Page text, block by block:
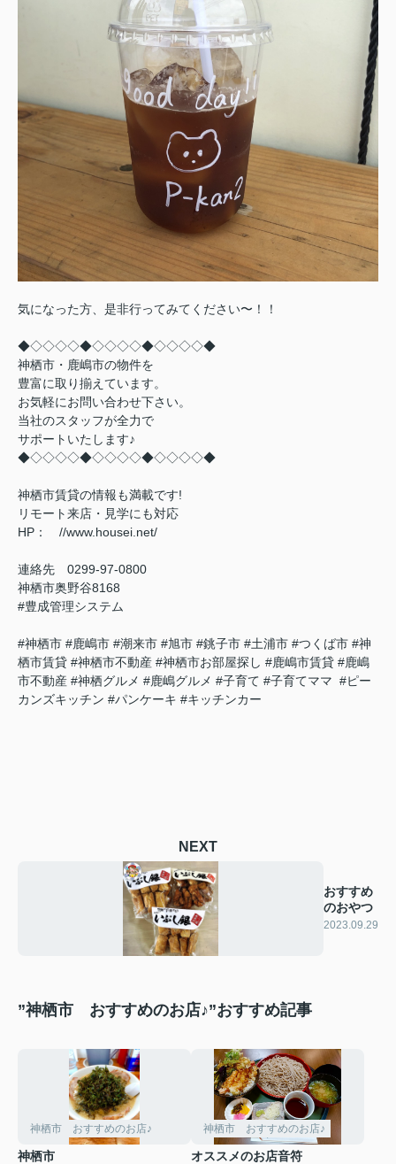
気になった方、是非行ってみてください〜！！
◆◇◇◇◇◆◇◇◇◇◆◇◇◇◇◆
神栖市・鹿嶋市の物件を
豊富に取り揃えています。
お気軽にお問い合わせ下さい。
当社のスタッフが全力で
サポートいたします♪
◆◇◇◇◇◆◇◇◇◇◆◇◇◇◇◆
神栖市賃貸の情報も満載です!
リモート来店・見学にも対応
HP： //www.housei.net/
連絡先 0299‐97‐0800
神栖市奥野谷8168
#豊成管理システム
#神栖市 #鹿嶋市 #潮来市 #旭市 #銚子市 #土浦市 #つくば市 #神
栖市賃貸 #神栖市不動産 #神栖市お部屋探し #鹿嶋市賃貸 #鹿嶋
市不動産 #神栖グルメ #鹿嶋グルメ #子育て #子育てママ #ピー
カンズキッチン #パンケーキ #キッチンカー
NEXT
おすすめ
のおやつ
2023.09.29
”神栖市 おすすめのお店♪”おすすめ記事
神栖市 おすすめのお店♪
神栖市
神栖市 おすすめのお店♪
オススメのお店音符